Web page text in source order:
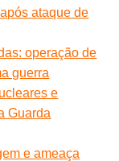
ataque de
operação de
guerra
e
Guarda
e ameaça